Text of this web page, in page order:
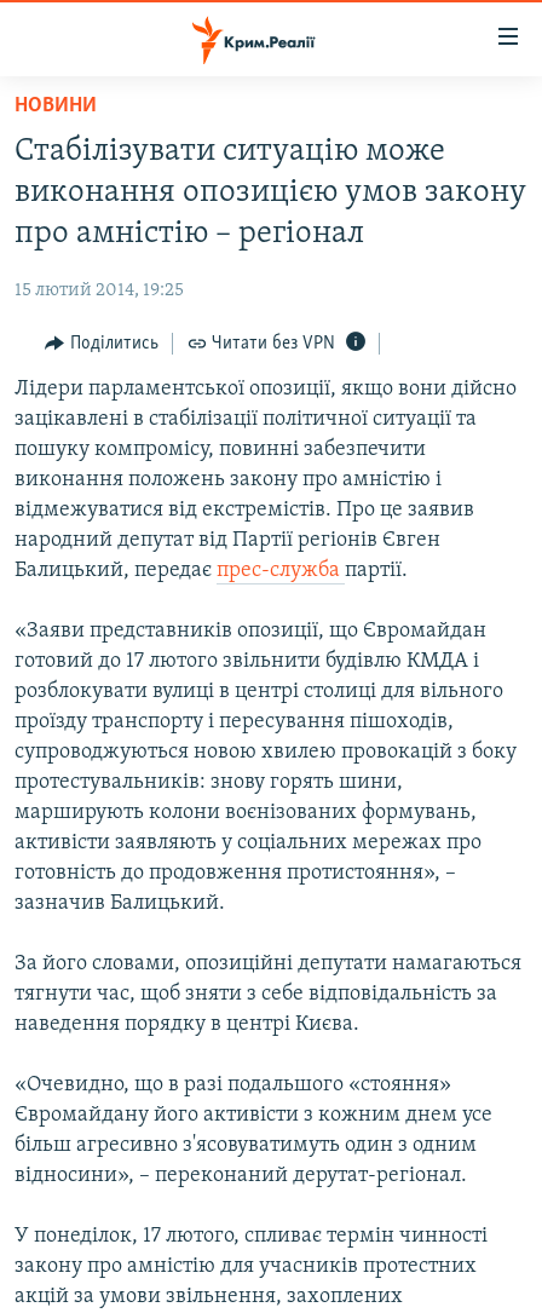
Перейти
основного
матеріалу
до
основної
Перейти
пошуку
НОВИНИ
ВОДА.КРИМ
ВІДЕО ТА ФОТО
БЛОГИ
ПОГЛЯД
ІНТЕРВ'Ю
ВСЕ ЗА ДЕНЬ
СПЕЦПРОЕКТИ
ДЕПОРТАЦІЯ
ВІДЕОУРОКИ «ELIFBE»
УКРАЇНСЬКА ПРОБЛЕМА КРИМУ
ІНФОГРАФІКА
ЯК ОБІЙТИ БЛОКУВАННЯ
Русский
Qırımtatar
ДОЛУЧАЙСЯ!
Усі сайти RFE/RL
НОВИНИ
Стабілізувати ситуацію може
виконання опозицією умов закону
про амністію – регіонал
15 лютий 2014, 19:25
Поділитись Читати без VPN
Лідери парламентської опозиції, якщо вони дійсно
зацікавлені в стабілізації політичної ситуації та
пошуку компромісу, повинні забезпечити
виконання положень закону про амністію і
відмежуватися від екстремістів. Про це заявив
народний депутат від Партії регіонів Євген
Балицький, передає прес-служба партії.
«Заяви представників опозиції, що Євромайдан
готовий до 17 лютого звільнити будівлю КМДА і
розблокувати вулиці в центрі столиці для вільного
проїзду транспорту і пересування пішоходів,
супроводжуються новою хвилею провокацій з боку
протестувальників: знову горять шини,
марширують колони воєнізованих формувань,
активісти заявляють у соціальних мережах про
готовність до продовження протистояння», –
зазначив Балицький.
За його словами, опозиційні депутати намагаються
тягнути час, щоб зняти з себе відповідальність за
наведення порядку в центрі Києва.
«Очевидно, що в разі подальшого «стояння»
Євромайдану його активісти з кожним днем усе
більш агресивно з'ясовуватимуть один з одним
відносини», – переконаний дерутат-регіонал.
У понеділок, 17 лютого, спливає термін чинності
закону про амністію для учасників протестних
акцій за умови звільнення, захоплених